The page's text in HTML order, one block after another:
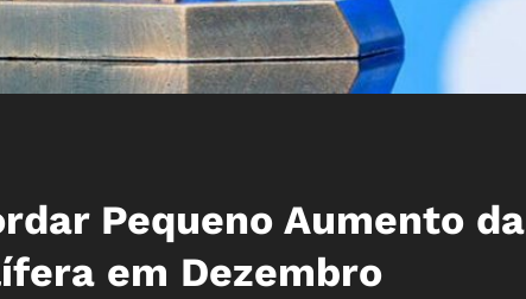
Pequeno Aumento da
em Dezembro